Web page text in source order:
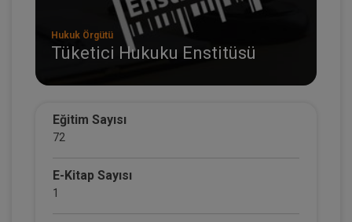
Hukuk Örgütü
Tüketici Hukuku Enstitüsü
Eğitim Sayısı
72
E-Kitap Sayısı
1